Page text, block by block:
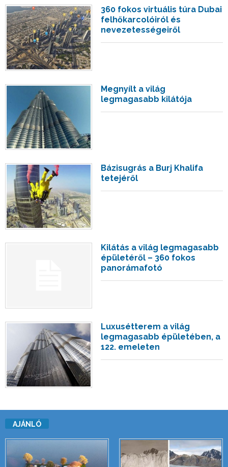
360 fokos virtuális túra Dubai
felhőkarcolóiról és
nevezetességeiről
Megnyílt a világ
legmagasabb kilátója
Bázisugrás a Burj Khalifa
tetejéről
Kilátás a világ legmagasabb
épületéről – 360 fokos
panorámafotó
Luxusétterem a világ
legmagasabb épületében, a
122. emeleten
AJÁNLÓ